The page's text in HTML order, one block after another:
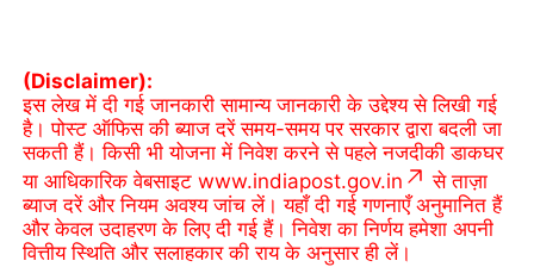
(Disclaimer):
इस लेख में दी गई जानकारी सामान्य जानकारी के उद्देश्य से लिखी गई
है। पोस्ट ऑफिस की ब्याज दरें समय-समय पर सरकार द्वारा बदली जा
सकती हैं। किसी भी योजना में निवेश करने से पहले नजदीकी डाकघर
या आधिकारिक वेबसाइट www.indiapost.gov.in
से ताज़ा
ब्याज दरें और नियम अवश्य जांच लें। यहाँ दी गई गणनाएँ अनुमानित हैं
और केवल उदाहरण के लिए दी गई हैं। निवेश का निर्णय हमेशा अपनी
वित्तीय स्थिति और सलाहकार की राय के अनुसार ही लें।